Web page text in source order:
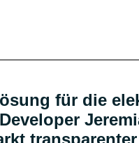
für die